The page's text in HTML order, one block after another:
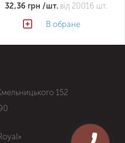
32,36 грн /шт. від 20016 шт.
В обране
152